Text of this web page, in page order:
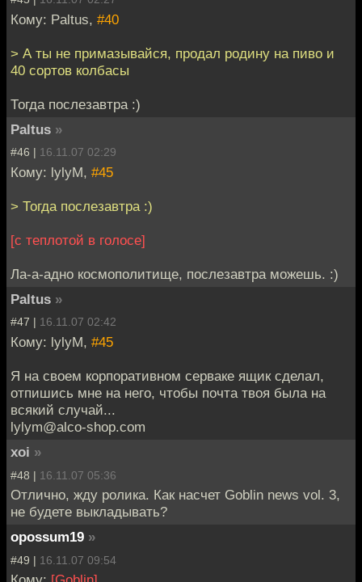
Кому: Paltus, #40
> А ты не примазывайся, продал родину на пиво и
40 сортов колбасы
Тогда послезавтра :)
Paltus »
#46 | 16.11.07 02:29
Кому: lylyM, #45
> Тогда послезавтра :)
[с теплотой в голосе]
Ла-а-адно космополитище, послезавтра можешь. :)
Paltus »
#47 | 16.11.07 02:42
Кому: lylyM, #45
Я на своем корпоративном серваке ящик сделал,
отпишись мне на него, чтобы почта твоя была на
всякий случай...
lylym@alco-shop.com
xoi »
#48 | 16.11.07 05:36
Отлично, жду ролика. Как насчет Goblin news vol. 3,
не будете выкладывать?
opossum19 »
#49 | 16.11.07 09:54